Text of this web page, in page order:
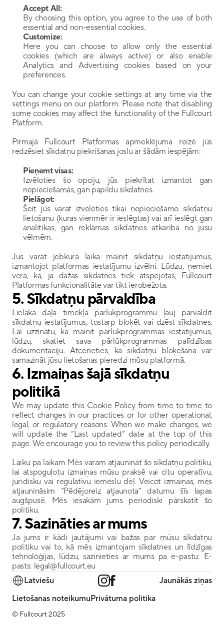
Accept All:
By choosing this option, you agree to the use of both
essential and non-essential cookies.
Customize:
Here you can choose to allow only the essential
cookies (which are always active) or also enable
Analytics and Advertising cookies based on your
preferences.
You can change your cookie settings at any time via the
settings menu on our platform. Please note that disabling
some cookies may affect the functionality of the Fullcourt
Platform.
Pirmajā Fullcourt Platformas apmeklējuma reizē jūs
redzēsiet sīkdatņu piekrišanas joslu ar šādām iespējām:
Pieņemt visas:
Izvēloties šo opciju, jūs piekrītat izmantot gan
nepieciešamās, gan papildu sīkdatnes.
Pielāgot:
Šeit jūs varat izvēlēties tikai nepieciešamo sīkdatņu
lietošanu (kuras vienmēr ir ieslēgtas) vai arī ieslēgt gan
analītikas, gan reklāmas sīkdatnes atkarībā no jūsu
vēlmēm.
Jūs varat jebkurā laikā mainīt sīkdatņu iestatījumus,
izmantojot platformas iestatījumu izvēlni. Lūdzu, ņemiet
vērā, ka, ja dažas sīkdatnes tiek atspējotas, Fullcourt
Platformas funkcionalitāte var tikt ierobežota.
5. Sīkdatņu pārvaldība
Lielākā daļa tīmekļa pārlūkprogrammu ļauj pārvaldīt
sīkdatņu iestatījumus, tostarp bloķēt vai dzēst sīkdatnes.
Lai uzzinātu, kā mainīt pārlūkprogrammas iestatījumus,
lūdzu, skatiet sava pārlūkprogrammas palīdzības
dokumentāciju. Atcerieties, ka sīkdatņu bloķēšana var
samazināt jūsu lietošanas pieredzi mūsu platformā.
6. Izmaiņas šajā sīkdatņu
politikā
We may update this Cookie Policy from time to time to
reflect changes in our practices or for other operational,
legal, or regulatory reasons. When we make changes, we
will update the “Last updated” date at the top of this
page. We encourage you to review this policy periodically.
Laiku pa laikam Mēs varam atjaunināt šo sīkdatņu politiku,
lai atspoguļotu izmaiņas mūsu praksē vai citu operatīvu,
juridisku vai regulatīvu iemeslu dēļ. Veicot izmaiņas, mēs
atjaunināsim “Pēdējoreiz atjaunota” datumu šīs lapas
augšpusē. Mēs iesakām jums periodiski pārskatīt šo
politiku.
7. Sazināties ar mums
Ja jums ir kādi jautājumi vai bažas par mūsu sīkdatņu
politiku vai to, kā mēs izmantojam sīkdatnes un līdzīgas
tehnoloģijas, lūdzu, sazinieties ar mums pa e-pastu: E-
pasts: legal@fullcourt.eu
Latviešu
Jaunākās ziņas
Lietošanas noteikumuPrivātuma politika
© Fullcourt 2025